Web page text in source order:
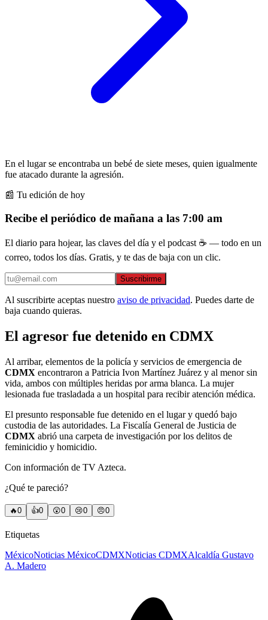
En el lugar se encontraba un bebé de siete meses, quien igualmente
fue atacado durante la agresión.
📰 Tu edición de hoy
Recibe el periódico de mañana a las 7:00 am
El diario para hojear, las claves del día y el podcast ☕ — todo en un
correo, todos los días. Gratis, y te das de baja con un clic.
Suscribirme
Al suscribirte aceptas nuestro aviso de privacidad. Puedes darte de
baja cuando quieras.
El agresor fue detenido en CDMX
Al arribar, elementos de la policía y servicios de emergencia de
CDMX encontraron a Patricia Ivon Martínez Juárez y al menor sin
vida, ambos con múltiples heridas por arma blanca. La mujer
lesionada fue trasladada a un hospital para recibir atención médica.
El presunto responsable fue detenido en el lugar y quedó bajo
custodia de las autoridades. La Fiscalía General de Justicia de
CDMX abrió una carpeta de investigación por los delitos de
feminicidio y homicidio.
Con información de TV Azteca.
¿Qué te pareció?
🔥0 👍0 😲0 😢0 😠0
Etiquetas
MéxicoNoticias MéxicoCDMXNoticias CDMXAlcaldía Gustavo
A. Madero